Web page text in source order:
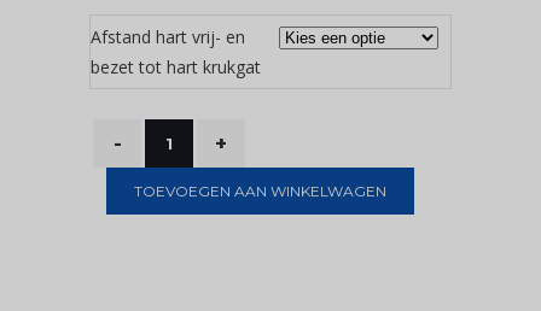
Afstand hart vrij- en
bezet tot hart krukgat
TOEVOEGEN AAN WINKELWAGEN